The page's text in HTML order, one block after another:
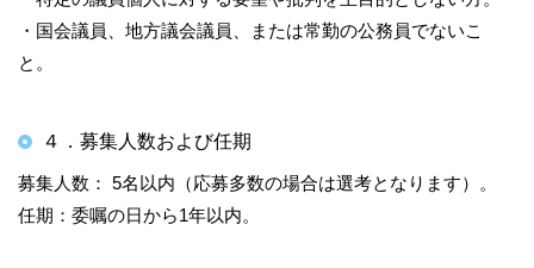
・国会議員、地方議会議員、または常勤の公務員でないこ
と。
４．募集人数および任期
募集人数： 5名以内（応募多数の場合は選考となります）。
任期：委嘱の日から1年以内。